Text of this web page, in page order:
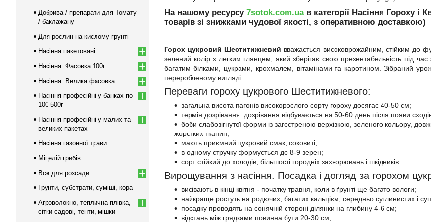
На нашому ресурсу 7sotok.com.uaв категорії Насіння Гороху і
товарів зі знижками чудової якості, з оперативною доставкою)
Горох цукровий Шеститижневий вважається високоврожайним, стійким до
зелений колір з легким глянцем, який зберігає свою презентабельність під
багатим білками, цукрами, крохмалем, вітамінами та каротином. Зібраний
переробленому вигляді.
Переваги гороху цукрового Шеститижневого:
загальна висота пагонів високорослого сорту гороху досягає 40-50 см;
термін дозрівання: дозрівання відбувається на 50-60 день після появи
боби слабозігнутої форми із загостреною верхівкою, зеленого кольору,
жорстких тканин;
мають приємний цукровий смак, соковиті;
в одному стручку формується до 8-9 зерен;
сорт стійкий до холодів, більшості городніх захворювань і шкідників.
Вирощування з насіння. Посадка і догляд за горохом
висівають в кінці квітня - початку травня, коли в ґрунті ще багато вологи;
найкраще ростуть на родючих, багатих кальцієм, середньо суглинистих і
посадку проводять на сонячній стороні ділянки на глибину 4-6 см;
відстань між грядками повинна бути 20-30 см;
Добрива / препарати для Томату
/ баклажану
Для рослин на кислому грунті
Насіння пакетовані
Насіння. Фасовка 100г
Насіння. Велика фасовка
Насіння професійні у банках по
100-500г
Насіння професійні у малих та
великих пакетах
Насіння газонної трави
Міцелій грибів
Все для розсади
Грунти, субстрати, суміші, кора
Агроволокно, теплична плівка,
сітки садові, тенти, мішки